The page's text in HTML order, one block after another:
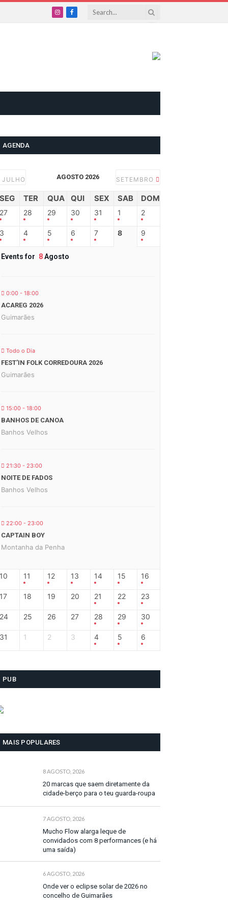
InstagramFacebook
AGENDA
JULHO AGOSTO 2026 SETEMBRO
SEG TER QUA QUI SEX SAB DOM
27 28 29 30 31 1 2
3 4 5 6 7 8 9
Events for 8Agosto
0:00 - 18:00
ACAREG 2026
Guimarães
Todo o Dia
FEST’IN FOLK CORREDOURA 2026
Guimarães
15:00 - 18:00
BANHOS DE CANOA
Banhos Velhos
21:30 - 23:00
NOITE DE FADOS
Banhos Velhos
22:00 - 23:00
CAPTAIN BOY
Montanha da Penha
10 11 12 13 14 15 16
17 18 19 20 21 22 23
24 25 26 27 28 29 30
31 1 2 3 4 5 6
PUB
MAIS POPULARES
8 AGOSTO, 2026
20 marcas que saem diretamente da
cidade-berço para o teu guarda-roupa
7 AGOSTO, 2026
Mucho Flow alarga leque de
convidados com 8 performances (e há
uma saída)
6 AGOSTO, 2026
Onde ver o eclipse solar de 2026 no
concelho de Guimarães